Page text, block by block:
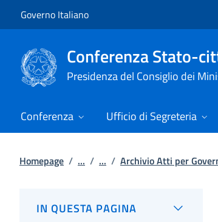
Governo Italiano
Conferenza Stato-
Presidenza del Consiglio dei
Conferenza Ufficio di Segreteria
Homepage / ... / ... / Archivio Atti per
IN QUESTA PAGINA